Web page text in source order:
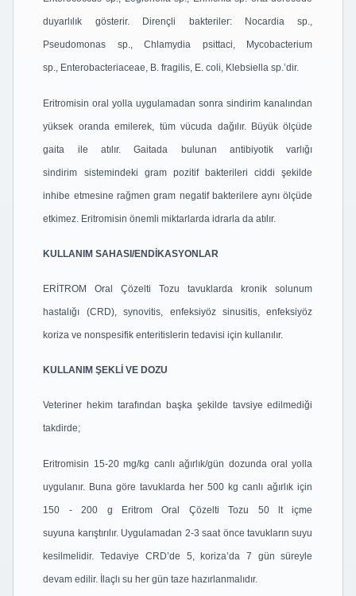
duyarlılık gösterir. Dirençli bakteriler: Nocardia sp.,
Pseudomonas sp., Chlamydia psittaci, Mycobacterium
sp., Enterobacteriaceae, B. fragilis, E. coli, Klebsiella sp.’dir.
Eritromisin oral yolla uygulamadan sonra sindirim kanalından
yüksek oranda emilerek, tümvücuda dağılır. Büyük ölçüde
gaita ile atılır. Gaitada bulunan antibiyotik varlığı
sindirim sistemindeki gram pozitif bakterileri ciddi şekilde
inhibe etmesine rağmen gram negatif bakterilere aynı ölçüde
etkimez. Eritromisin önemli miktarlarda idrarla da atılır.
KULLANIM SAHASI/ENDİKASYONLAR
ERİTROM Oral Çözelti Tozu tavuklarda kronik solunum
hastalığı (CRD), synovitis, enfeksiyöz sinusitis, enfeksiyöz
koriza ve nonspesifik enteritislerin tedavisi için kullanılır.
KULLANIM ŞEKLİ VE DOZU
Veteriner hekim tarafından başka şekilde tavsiye edilmediği
takdirde;
Eritromisin 15-20 mg/kg canlı ağırlık/gün dozunda oral yolla
uygulanır. Buna göre tavuklardaher 500 kg canlı ağırlık için
150 - 200 g Eritrom Oral Çözelti Tozu 50 lt içme
suyuna karıştırılır. Uygulamadan 2-3 saat önce tavukların suyu
kesilmelidir. Tedaviye CRD’de 5,koriza’da 7 gün süreyle
devam edilir. İlaçlı su her gün taze hazırlanmalıdır.